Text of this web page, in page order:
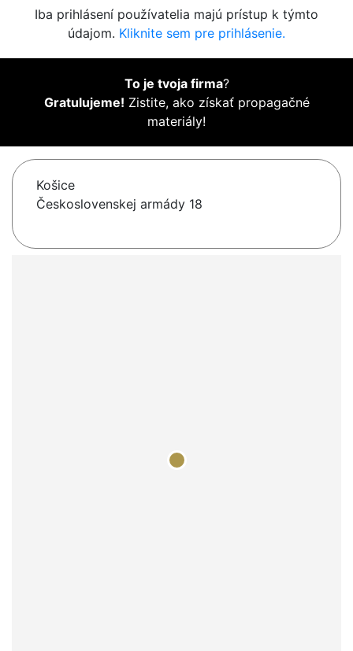
Iba prihlásení používatelia majú prístup k týmto
údajom. Kliknite sem pre prihlásenie.
To je tvoja firma?
Gratulujeme! Zistite, ako získať propagačné
materiály!
Košice
Československej armády 18